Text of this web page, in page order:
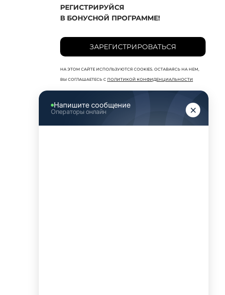
РЕГИСТРИРУЙСЯ
В БОНУСНОЙ ПРОГРАММЕ!
ЗАРЕГИСТРИРОВАТЬСЯ
НА ЭТОМ САЙТЕ ИСПОЛЬЗУЮТСЯ COOKIES. ОСТАВАЯСЬ НА НЕМ,
ВЫ СОГЛАШАЕТЕСЬ С ПОЛИТИКОЙ КОНФИДЕНЦИАЛЬНОСТИ